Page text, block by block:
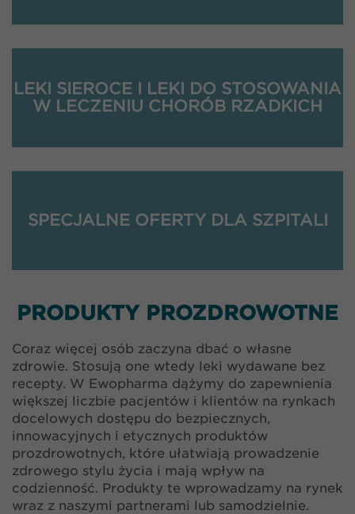
LEKI SIEROCE I LEKI DO STOSOWANIA
W LECZENIU CHORÓB RZADKICH
SPECJALNE OFERTY DLA SZPITALI
PRODUKTY PROZDROWOTNE
Coraz więcej osób zaczyna dbać o własne
zdrowie. Stosują one wtedy leki wydawane bez
recepty. W Ewopharma dążymy do zapewnienia
większej liczbie pacjentów i klientów na rynkach
docelowych dostępu do bezpiecznych,
innowacyjnych i etycznych produktów
prozdrowotnych, które ułatwiają prowadzenie
zdrowego stylu życia i mają wpływ na
codzienność. Produkty te wprowadzamy na rynek
wraz z naszymi partnerami lub samodzielnie.